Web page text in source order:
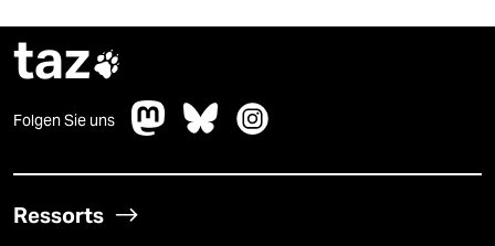
taz
Folgen Sie uns
Ressorts